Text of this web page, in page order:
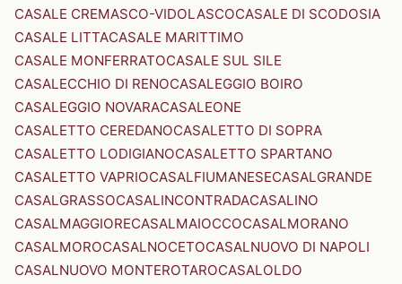
CASALE CREMASCO-VIDOLASCOCASALE DI SCODOSIA
CASALE LITTACASALE MARITTIMO
CASALE MONFERRATOCASALE SUL SILE
CASALECCHIO DI RENOCASALEGGIO BOIRO
CASALEGGIO NOVARACASALEONE
CASALETTO CEREDANOCASALETTO DI SOPRA
CASALETTO LODIGIANOCASALETTO SPARTANO
CASALETTO VAPRIOCASALFIUMANESECASALGRANDE
CASALGRASSOCASALINCONTRADACASALINO
CASALMAGGIORECASALMAIOCCOCASALMORANO
CASALMOROCASALNOCETOCASALNUOVO DI NAPOLI
CASALNUOVO MONTEROTAROCASALOLDO